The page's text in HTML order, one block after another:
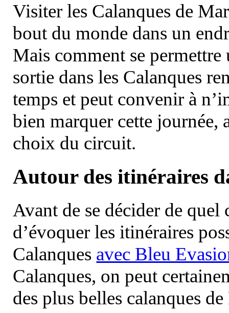
Visiter les Calanques de
bout du monde dans un
Mais comment se permettre
sortie dans les Calanques
temps et peut convenir à
bien marquer cette journée,
choix du circuit.
Autour des itinéraires
Avant de se décider de
d’évoquer les itinéraires
Calanques avec Bleu
Calanques, on peut
des plus belles calanques